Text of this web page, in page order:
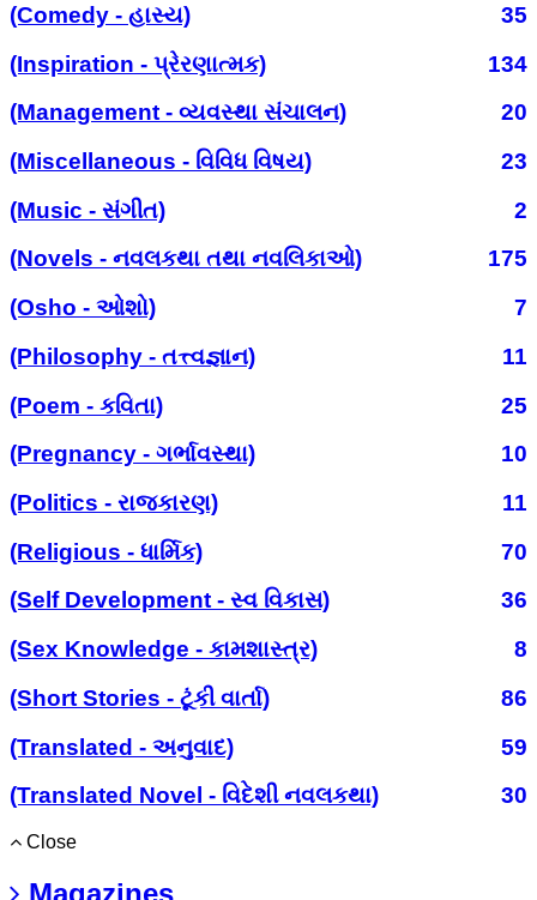
(Comedy - હાસ્ય)
35
(Inspiration - પ્રેરણાત્મક)
134
(Management - વ્યવસ્થા સંચાલન)
20
(Miscellaneous - વિવિધ વિષય)
23
(Music - સંગીત)
2
(Novels - નવલકથા તથા નવલિકાઓ)
175
(Osho - ઓશો)
7
(Philosophy - તત્ત્વજ્ઞાન)
11
(Poem - કવિતા)
25
(Pregnancy - ગર્ભાવસ્થા)
10
(Politics - રાજકારણ)
11
(Religious - ધાર્મિક)
70
(Self Development - સ્વ વિકાસ)
36
(Sex Knowledge - કામશાસ્ત્ર)
8
(Short Stories - ટૂંકી વાર્તા)
86
(Translated - અનુવાદ)
59
(Translated Novel - વિદેશી નવલકથા)
30
Close
Magazines